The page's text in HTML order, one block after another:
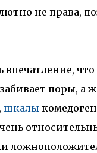
не права,
впечатление,
поры,
шкалы